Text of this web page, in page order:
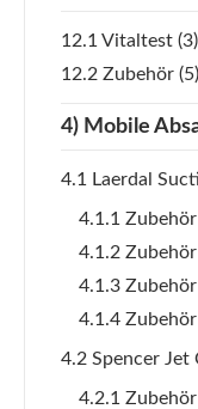
12.1 Vitaltest (3)
12.2 Zubehör (5)
4) Mobile
4.1 Laerdal
4.1.1
4.1.2 Zubehör
4.1.3
4.1.4
4.2 Spencer Jet
4.2.1